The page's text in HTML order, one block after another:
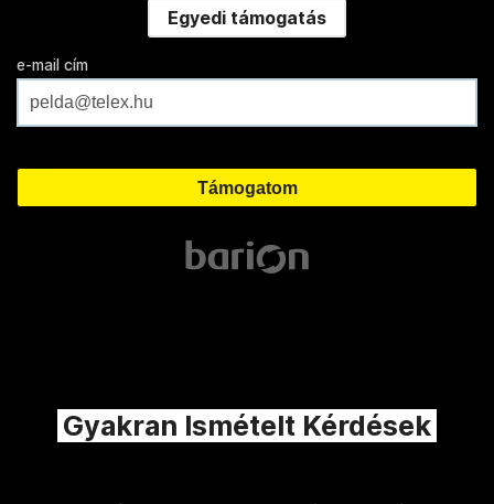
Egyedi támogatás
e-mail cím
Gyakran Ismételt Kérdések